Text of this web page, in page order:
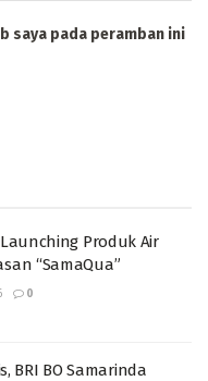
saya pada peramban ini
Produk Air
“SamaQua”
0
BRI BO Samarinda